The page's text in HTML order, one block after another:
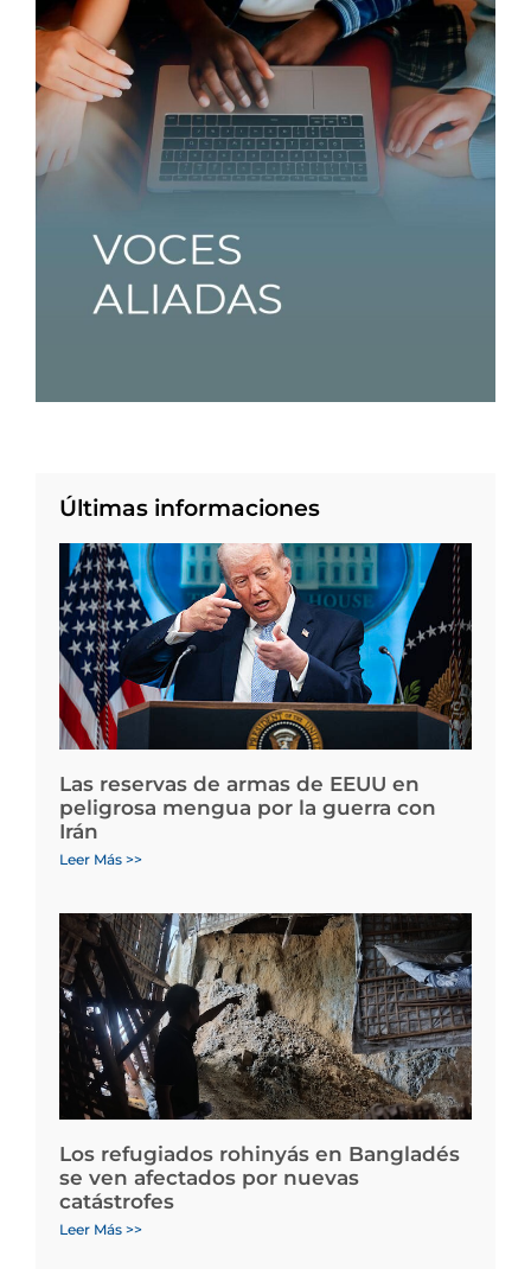
Últimas informaciones
Las reservas de armas de EEUU en
peligrosa mengua por la guerra con
Irán
Leer Más >>
Los refugiados rohinyás en Bangladés
se ven afectados por nuevas
catástrofes
Leer Más >>